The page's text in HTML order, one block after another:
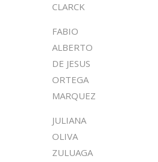
CLARCK
FABIO
ALBERTO
DE JESUS
ORTEGA
MARQUEZ
JULIANA
OLIVA
ZULUAGA